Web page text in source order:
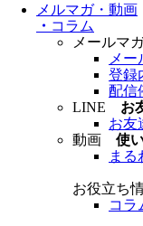
メルマガ・動画
・ コラム
メールマ
メ
登録
配信
LINE お
お友
動画 使
まる
お役立ち
コラ